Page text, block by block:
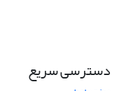
دسترسی سریع